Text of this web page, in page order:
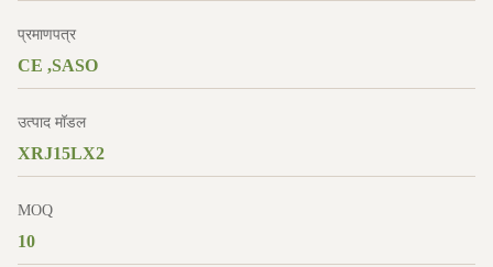
प्रमाणपत्र
CE ,SASO
उत्पाद मॉडल
XRJ15LX2
MOQ
10